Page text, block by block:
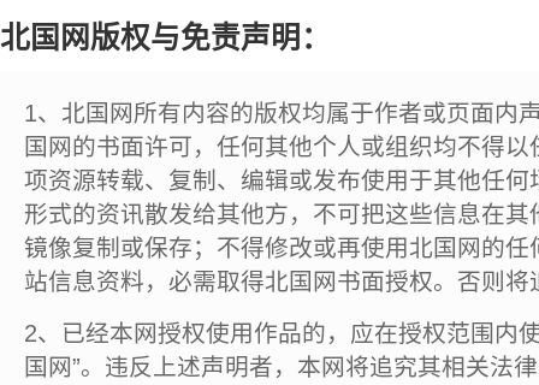
北国网版权与免责声明：
1、北国网所有内容的版权均属于作者或页面内
国网的书面许可，任何其他个人或组织均不得
项资源转载、复制、编辑或发布使用于其他任
形式的资讯散发给其他方，不可把这些信息在
镜像复制或保存；不得修改或再使用北国网的
站信息资料，必需取得北国网书面授权。否则将
2、已经本网授权使用作品的，应在授权范围内
国网”。违反上述声明者，本网将追究其相关法